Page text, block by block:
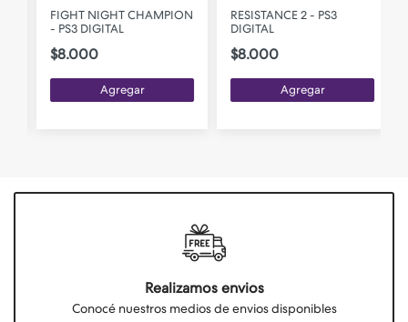
FIGHT NIGHT CHAMPION
- PS3 DIGITAL
$8.000
Agregar
RESISTANCE 2 - PS3
DIGITAL
$8.000
Agregar
Realizamos envios
Conocé nuestros medios de envios disponibles